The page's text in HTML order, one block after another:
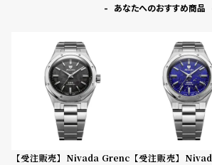
あなたへのおすすめ商品
【受注販売】Nivada Grenc 【受注販売】